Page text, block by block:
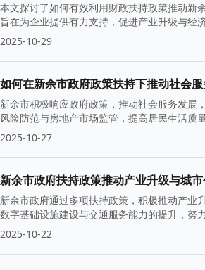
本文探讨了如何有效利用财政扶持政策推动新
旨在为企业提供有力支持，促进产业升级与
2025-10-29
如何在新余市政府政策扶持下推动社会服
新余市积极响应政府政策，推动社会服务发展
风险防范与房地产市场监管，提高居民生活
2025-10-27
新余市政府扶持政策推动产业升级与城
新余市政府通过多项扶持政策，积极推动产业
数字基础设施建设与交通服务能力的提升，努
2025-10-22